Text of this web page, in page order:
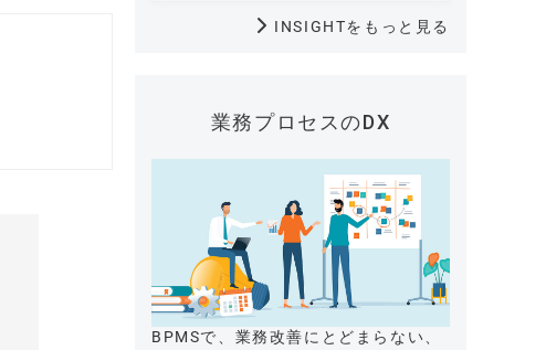
INSIGHTをもっと見る
業務プロセスのDX
BPMSで、業務改善にとどまらない、